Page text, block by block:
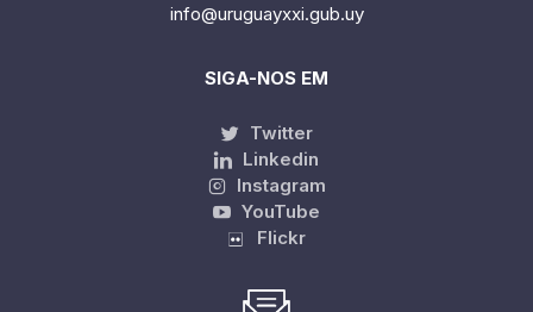
info@uruguayxxi.gub.uy
SIGA-NOS EM
Twitter
Linkedin
Instagram
YouTube
Flickr